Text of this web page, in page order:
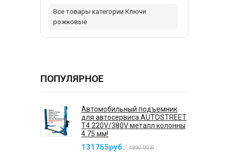
Все товары категории Ключи
рожковые
ПОПУЛЯРНОЕ
Автомобильный подъемник
для автосервиса AUTOSTREET
T4 220V/380V металл колонны
4.75 мм!
131765руб. 1890.00 ₽